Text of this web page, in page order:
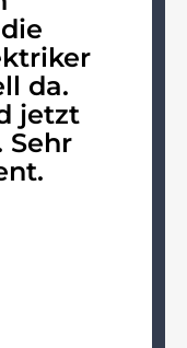
da.
jetzt
Sehr